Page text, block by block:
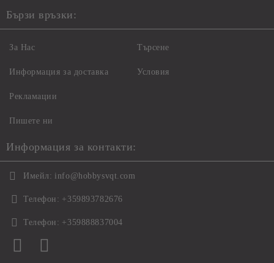
Бързи връзки:
За Нас
Информация за доставка
Рекламации
Пишете ни
Търсене
Условия
Информация за контакти:
Имейл: info@hobbysvqt.com
Телефон: +359893782676
Телефон: +359888837004